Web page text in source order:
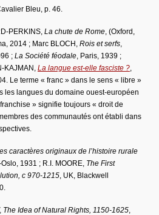
Bleu, p. 46.
PERKINS, La chute de Rome , (Oxford,
2014 ; Marc BLOCH, Rois et serfs
; La Société féodale , Paris, 1939 ;
KAJMAN, La langue est-elle fasciste ?
Le terme « franc » dans le sens « libre »
les langues du domaine ouest-européen
» signifie toujours « droit de
des communautés ont établi dans
caractères originaux de l’histoire rurale
Oslo, 1931 ; R.I. MOORE, The First
c 970-1215 , UK, Blackwell
The Idea of Natural Rights, 1150-1625